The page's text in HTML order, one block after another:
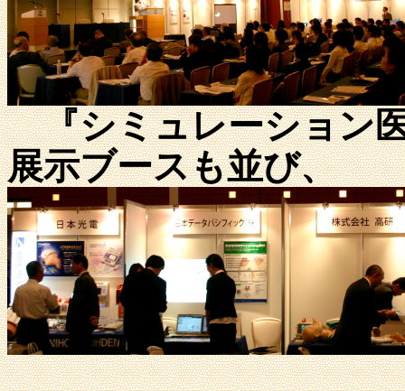
『シミュレーション
展示ブースも並び、